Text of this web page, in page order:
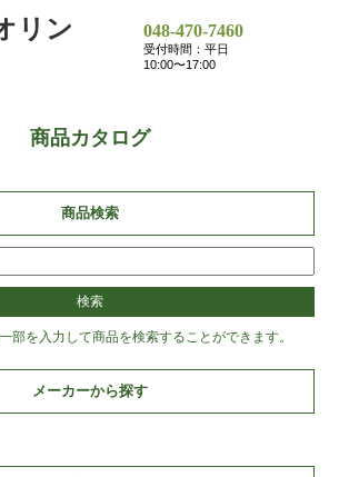
048-470-7460
受付時間：平日
10:00〜17:00
商品カタログ
商品検索
部を入力して商品を検索することができます。
メーカーから探す